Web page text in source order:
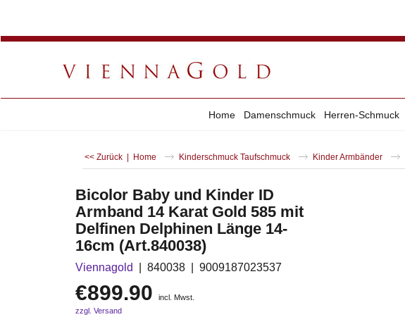
Home Damenschmuck Herren-Schmuck
<< Zurück | Home Kinderschmuck Taufschmuck Kinder Armbänder
Bicolor Baby und Kinder ID
Armband 14 Karat Gold 585 mit
Delfinen Delphinen Länge 14-
16cm (Art.840038)
Viennagold 840038 9009187023537
€899.90
incl. Mwst.
zzgl. Versand